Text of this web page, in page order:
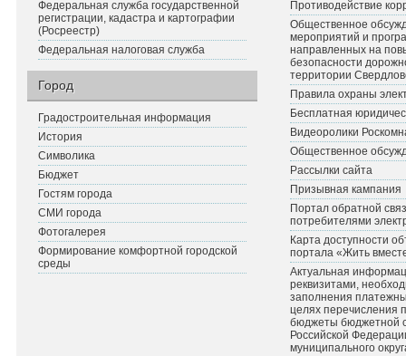
Федеральная служба государственной
регистрации, кадастра и картографии
(Росреестр)
Федеральная налоговая служба
Город
Градостроительная информация
История
Символика
Бюджет
Гостям города
СМИ города
Фотогалерея
Формирование комфортной городской
среды
Противодействие
Общественное
мероприятий и
направленных на
безопасности
территории
Правила охраны
Бесплатная
Видеоролики
Общественное
Рассылки сайта
Призывная кампания
Портал обратной
потребителями
Карта доступности
портала «Жить
Актуальная
реквизитами,
заполнения
целях перечисления
бюджеты бюджетной
Российской
муниципального